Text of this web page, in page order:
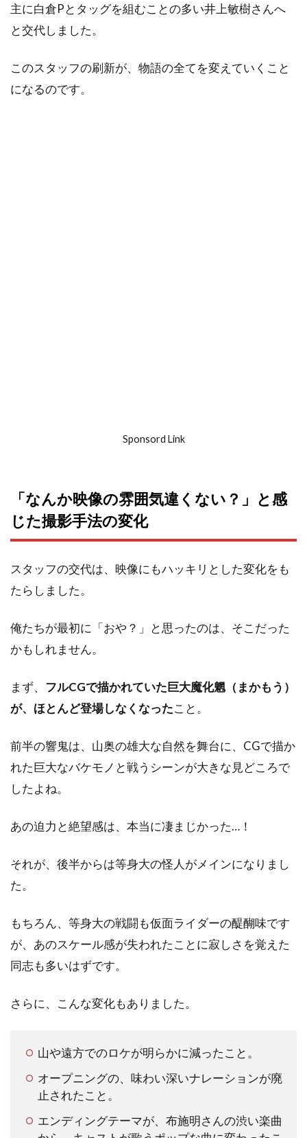
主に白倉Pとタッグを組むことの多い井上敏樹さんへ
と交代しました。
このスタッフの刷新が、物語の全てを変えていくこと
になるのです。
Sponsord Link
「なんか映像の雰囲気違くない？」と感
じた撮影手法の変化
スタッフの交代は、映像にもハッキリとした変化をも
たらしました。
俺たちが最初に「おや？」と思ったのは、そこだった
かもしれません。
まず、 フルCGで描かれていた巨大魔化魍（まかもう）
が、ほとんど登場しなくなったこと。
前半の響鬼は、山奥の雄大な自然を舞台に、CGで描か
れた巨大なバケモノと戦うシーンが大きな見どころで
したよね。
あの迫力と絶望感は、本当に凄まじかった…！
それが、後半からは等身大の怪人がメインになりまし
た。
もちろん、等身大の戦闘も仮面ライダーの醍醐味です
が、あのスケール感が失われたことに寂しさを覚えた
同志も多いはずです。
さらに、こんな変化もありました。
山や遠方でのロケが明らかに減ったこと。
オープニングの、味わい深いナレーションが廃
止されたこと。
エンディングテーマが、布施明さんの渋い楽曲